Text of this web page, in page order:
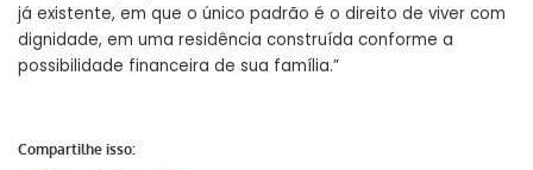
já existente, em que o único padrão é o direito de viver com
dignidade, em uma residência construída conforme a
possibilidade financeira de sua família.”
Compartilhe isso: